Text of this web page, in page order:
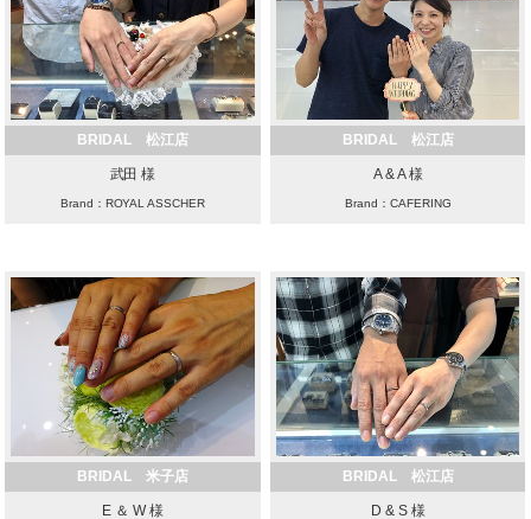
BRIDAL 松江店
武田 様
Brand：ROYAL ASSCHER
BRIDAL 松江店
A & A 様
Brand：CAFERING
BRIDAL 米子店
E ＆ W 様
BRIDAL 松江店
D & S 様